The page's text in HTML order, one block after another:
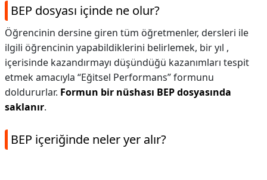
BEP dosyası içinde ne olur?
Öğrencinin dersine giren tüm öğretmenler, dersleri ile
ilgili öğrencinin yapabildiklerini belirlemek, bir yıl ,
içerisinde kazandırmayı düşündüğü kazanımları tespit
etmek amacıyla “Eğitsel Performans” formunu
doldururlar. Formun bir nüshası BEP dosyasında
saklanır.
BEP içeriğinde neler yer alır?